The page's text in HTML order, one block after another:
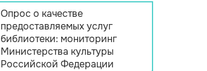
Опрос о качестве
предоставляемых услуг
библиотеки: мониторинг
Министерства культуры
Российской Федерации